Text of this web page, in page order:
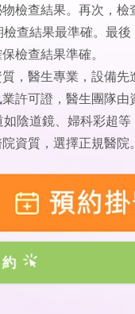
檢查結果。再次，
查結果最準確。最
檢查結果準確。
，醫生專業，設備
許可證，醫生團隊
陰道鏡、婦科彩超
資質，選擇正規醫院。